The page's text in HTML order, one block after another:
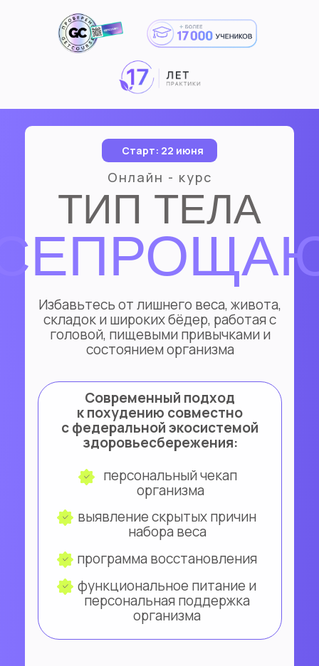
Онлайн - курс
ТИП ТЕЛА
персональный чекап
организма
выявление скрытых причин
набора веса
программа восстановления
функциональное питание и
персональная поддержка
организма
Старт: 22 июня
Избавьтесь от лишнего веса, живота,
складок и широких бёдер, работая с
головой, пищевыми привычками и
состоянием организма
Современный подход
к похудению совместно
с федеральной экосистемой
здоровьесбережения: